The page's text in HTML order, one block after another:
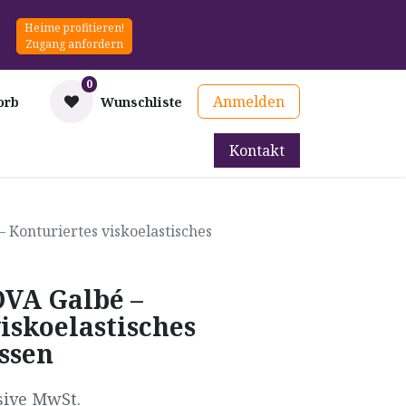
Heime profitieren!
Zugang anfordern
0
Wunschliste Anmelden
Mieten
Kontakt
Konturiertes viskoelastisches
Galbé –
MwSt.